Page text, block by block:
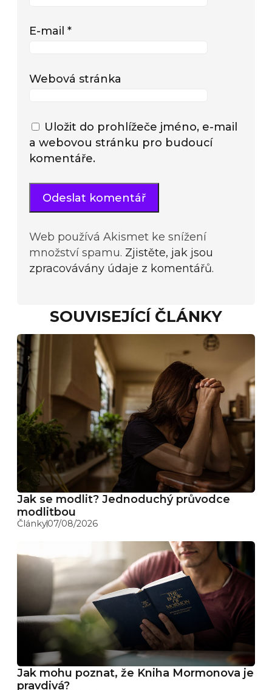
E-mail *
Webová stránka
Uložit do prohlížeče jméno, e-mail
a webovou stránku pro budoucí
komentáře.
Web používá Akismet ke snížení
množství spamu. Zjistěte, jak jsou
zpracovávány údaje z komentářů.
SOUVISEJÍCÍ ČLÁNKY
Jak se modlit? Jednoduchý průvodce
modlitbou
Články07/08/2026
Jak mohu poznat, že Kniha Mormonova je
pravdivá?